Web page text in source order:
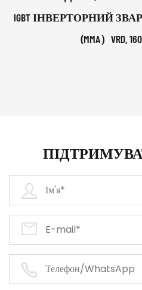
IGBT ІНВЕРТОРНИЙ
(MMA）VRD,